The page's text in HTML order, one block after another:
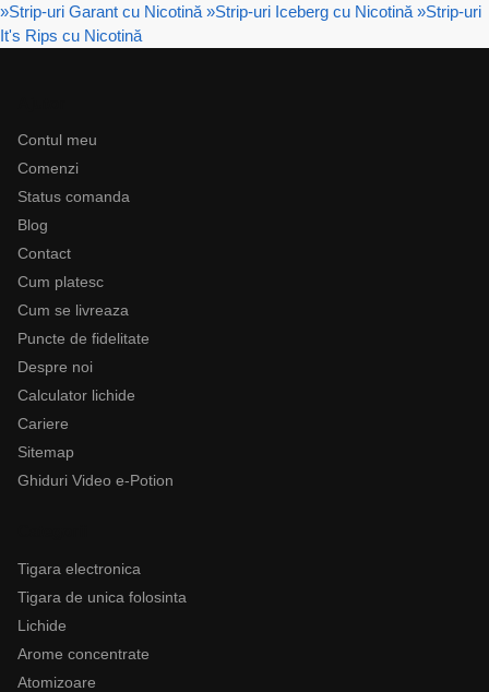
»Strip-uri Garant cu Nicotină »Strip-uri Iceberg cu Nicotină »Strip-uri
It's Rips cu Nicotină
Contul meu
Comenzi
Status comanda
Blog
Contact
Cum platesc
Cum se livreaza
Puncte de fidelitate
Despre noi
Calculator lichide
Cariere
Sitemap
Ghiduri Video e-Potion
Tigara electronica
Tigara de unica folosinta
Lichide
Arome concentrate
Atomizoare